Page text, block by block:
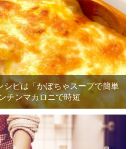
ピは「かぼちゃスープで簡単
チンマカロニで時短